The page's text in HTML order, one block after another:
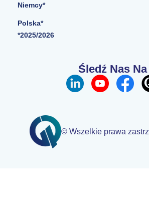
Niemcy*
Polska*
*2025/2026
Śledź Nas Na
© Wszelkie prawa